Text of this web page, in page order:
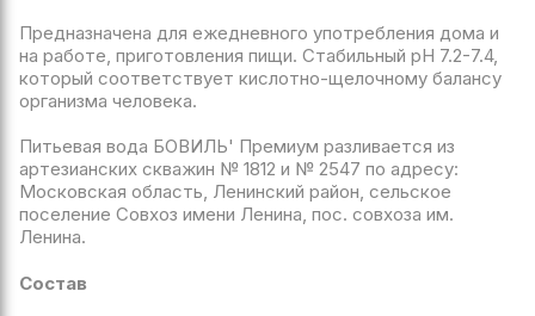
Предназначена для ежедневного употребления дома и
на работе, приготовления пищи. Стабильный рН 7.2-7.4,
который соответствует кислотно-щелочному балансу
организма человека.
Питьевая вода БОВИЛЬ' Премиум разливается из
артезианских скважин № 1812 и № 2547 по адресу:
Московская область, Ленинский район, сельское
поселение Совхоз имени Ленина, пос. совхоза им.
Ленина.
Состав